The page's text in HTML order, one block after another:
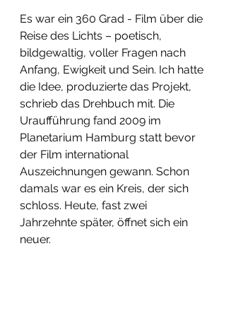
Es war ein 360 Grad - Film über die
Reise des Lichts – poetisch,
bildgewaltig, voller Fragen nach
Anfang, Ewigkeit und Sein. Ich hatte
die Idee, produzierte das Projekt,
schrieb das Drehbuch mit. Die
Uraufführung fand 2009 im
Planetarium Hamburg statt bevor
der Film international
Auszeichnungen gewann. Schon
damals war es ein Kreis, der sich
schloss. Heute, fast zwei
Jahrzehnte später, öffnet sich ein
neuer.